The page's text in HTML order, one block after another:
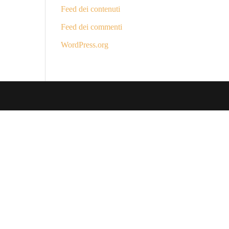
Feed dei contenuti
Feed dei commenti
WordPress.org